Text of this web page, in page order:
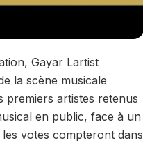
Gayar Lartist
la scène musicale
premiers artistes retenus
en public, face à un
votes compteront dans